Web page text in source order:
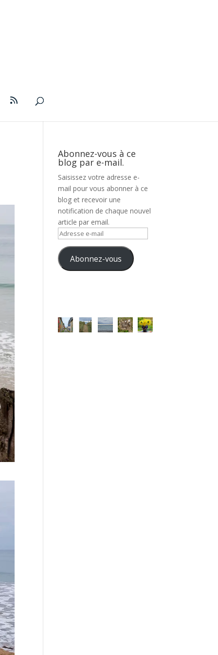
Abonnez-vous à ce
blog par e-mail.
Saisissez votre adresse e-
mail pour vous abonner à ce
blog et recevoir une
notification de chaque nouvel
article par email.
Adresse
mail Abonnez-vous